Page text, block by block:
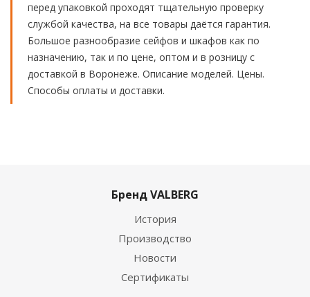
перед упаковкой проходят тщательную проверку
службой качества, на все товары даётся гарантия.
Большое разнообразие сейфов и шкафов как по
назначению, так и по цене, оптом и в розницу с
доставкой в Воронеже. Описание моделей. Цены.
Способы оплаты и доставки.
Бренд VALBERG
История
Производство
Новости
Сертификаты